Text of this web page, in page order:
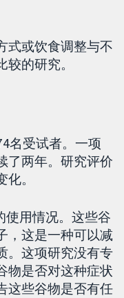
式或饮食调整与不
的研究。
名受试者。一项
了两年。研究评价
。
使用情况。这些谷
，这是一种可以减
。这项研究没有专
物是否对这种症状
这些谷物是否有任